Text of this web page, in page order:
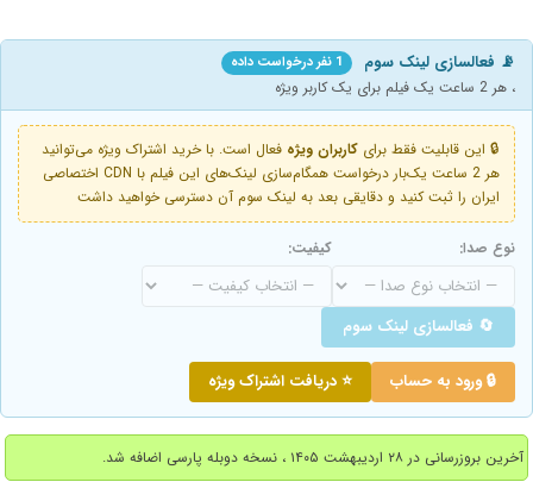
📡 فعالسازی لینک سوم 1 نفر درخواست داده
، هر 2 ساعت یک فیلم برای یک کاربر ویژه
🔒 این قابلیت فقط برای کاربران ویژه فعال است. با خرید اشتراک ویژه می‌توانید
هر 2 ساعت یک‌بار درخواست همگام‌سازی لینک‌های این فیلم با CDN اختصاصی
ایران را ثبت کنید و دقایقی بعد به لینک سوم آن دسترسی خواهید داشت
نوع صدا: کیفیت:
🔄 فعالسازی لینک سوم
🔒 ورود به حساب ⭐ دریافت اشتراک ویژه
آخرین بروزرسانی در ۲۸ اردیبهشت ۱۴۰۵ ، نسخه دوبله پارسی اضافه شد.